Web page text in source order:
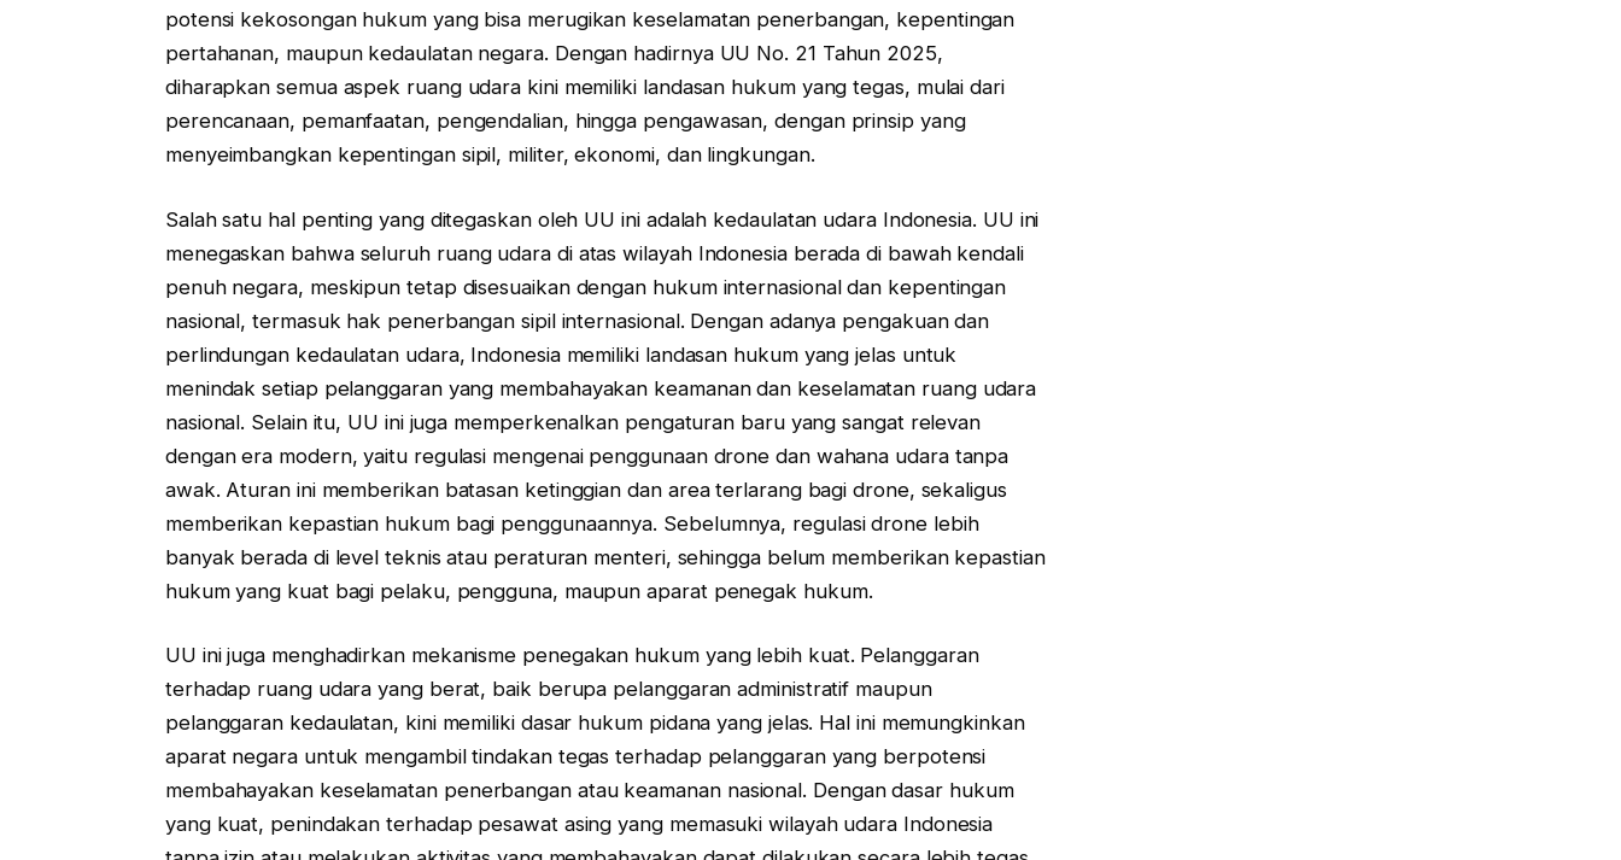
potensi kekosongan hukum yang bisa merugikan keselamatan penerbangan, kepentingan
pertahanan, maupun kedaulatan negara. Dengan hadirnya UU No. 21 Tahun 2025,
diharapkan semua aspek ruang udara kini memiliki landasan hukum yang tegas, mulai dari
perencanaan, pemanfaatan, pengendalian, hingga pengawasan, dengan prinsip yang
menyeimbangkan kepentingan sipil, militer, ekonomi, dan lingkungan.
Salah satu hal penting yang ditegaskan oleh UU ini adalah kedaulatan udara Indonesia. UU ini
menegaskan bahwa seluruh ruang udara di atas wilayah Indonesia berada di bawah kendali
penuh negara, meskipun tetap disesuaikan dengan hukum internasional dan kepentingan
nasional, termasuk hak penerbangan sipil internasional. Dengan adanya pengakuan dan
perlindungan kedaulatan udara, Indonesia memiliki landasan hukum yang jelas untuk
menindak setiap pelanggaran yang membahayakan keamanan dan keselamatan ruang udara
nasional. Selain itu, UU ini juga memperkenalkan pengaturan baru yang sangat relevan
dengan era modern, yaitu regulasi mengenai penggunaan drone dan wahana udara tanpa
awak. Aturan ini memberikan batasan ketinggian dan area terlarang bagi drone, sekaligus
memberikan kepastian hukum bagi penggunaannya. Sebelumnya, regulasi drone lebih
banyak berada di level teknis atau peraturan menteri, sehingga belum memberikan kepastian
hukum yang kuat bagi pelaku, pengguna, maupun aparat penegak hukum.
UU ini juga menghadirkan mekanisme penegakan hukum yang lebih kuat. Pelanggaran
terhadap ruang udara yang berat, baik berupa pelanggaran administratif maupun
pelanggaran kedaulatan, kini memiliki dasar hukum pidana yang jelas. Hal ini memungkinkan
aparat negara untuk mengambil tindakan tegas terhadap pelanggaran yang berpotensi
membahayakan keselamatan penerbangan atau keamanan nasional. Dengan dasar hukum
yang kuat, penindakan terhadap pesawat asing yang memasuki wilayah udara Indonesia